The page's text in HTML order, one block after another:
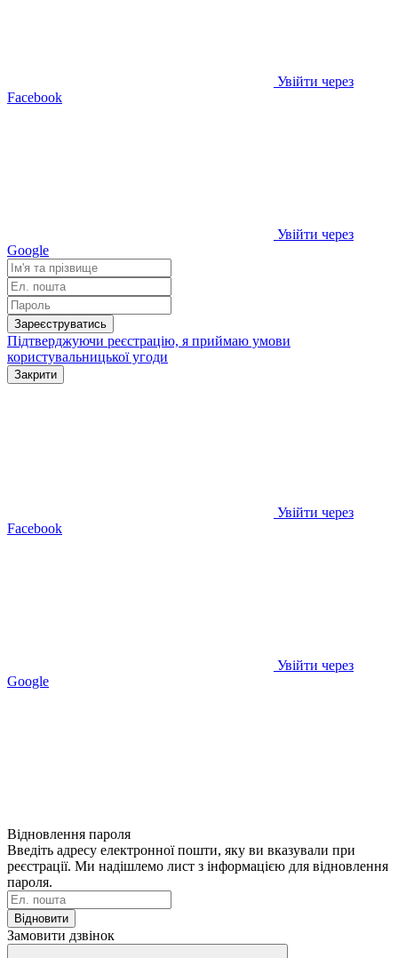
Увійти через
Facebook
Увійти через
Google
Зареєструватись
Підтверджуючи реєстрацію, я приймаю умови
користувальницької угоди
Закрити
Увійти через
Facebook
Увійти через
Google
Відновлення пароля
Введіть адресу електронної пошти, яку ви вказували при
реєстрації. Ми надішлемо лист з інформацією для відновлення
пароля.
Відновити
Замовити дзвінок